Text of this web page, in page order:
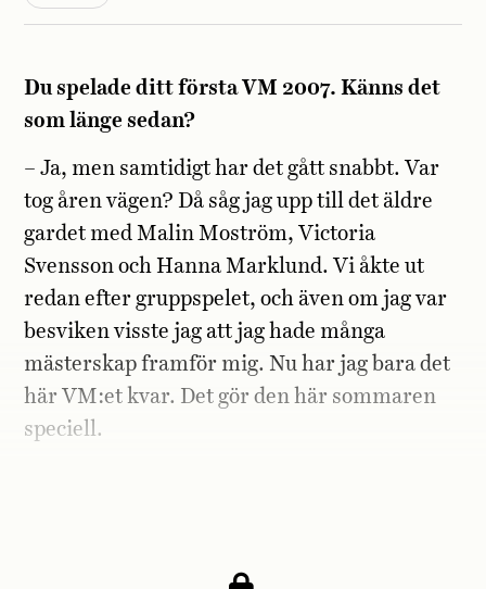
Du spelade ditt första VM 2007. Känns det
som länge sedan?
– Ja, men samtidigt har det gått snabbt. Var
tog åren vägen? Då såg jag upp till det äldre
gardet med Malin Moström, Victoria
Svensson och Hanna Marklund. Vi åkte ut
redan efter gruppspelet, och även om jag var
besviken visste jag att jag hade många
mästerskap framför mig. Nu har jag bara det
här VM:et kvar. Det gör den här sommaren
speciell.